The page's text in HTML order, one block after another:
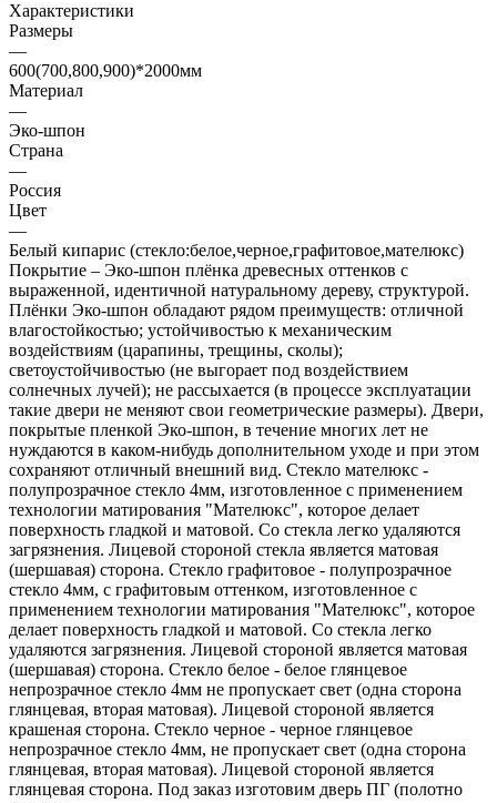
Характеристики
Размеры
—
600(700,800,900)*2000мм
Материал
—
Эко-шпон
Страна
—
Россия
Цвет
—
Белый кипарис (стекло:белое,черное,графитовое,мателюкс)
Покрытие – Эко-шпон плёнка древесных оттенков с
выраженной, идентичной натуральному дереву, структурой.
Плёнки Эко-шпон обладают рядом преимуществ: отличной
влагостойкостью; устойчивостью к механическим
воздействиям (царапины, трещины, сколы);
светоустойчивостью (не выгорает под воздействием
солнечных лучей); не рассыхается (в процессе эксплуатации
такие двери не меняют свои геометрические размеры). Двери,
покрытые пленкой Эко-шпон, в течение многих лет не
нуждаются в каком-нибудь дополнительном уходе и при этом
сохраняют отличный внешний вид. Стекло мателюкс -
полупрозрачное стекло 4мм, изготовленное с применением
технологии матирования "Мателюкс", которое делает
поверхность гладкой и матовой. Со стекла легко удаляются
загрязнения. Лицевой стороной стекла является матовая
(шершавая) сторона. Стекло графитовое - полупрозрачное
стекло 4мм, с графитовым оттенком, изготовленное с
применением технологии матирования "Мателюкс", которое
делает поверхность гладкой и матовой. Со стекла легко
удаляются загрязнения. Лицевой стороной является матовая
(шершавая) сторона. Стекло белое - белое глянцевое
непрозрачное стекло 4мм не пропускает свет (одна сторона
глянцевая, вторая матовая). Лицевой стороной является
крашеная сторона. Стекло черное - черное глянцевое
непрозрачное стекло 4мм, не пропускает свет (одна сторона
глянцевая, вторая матовая). Лицевой стороной является
глянцевая сторона. Под заказ изготовим дверь ПГ (полотно